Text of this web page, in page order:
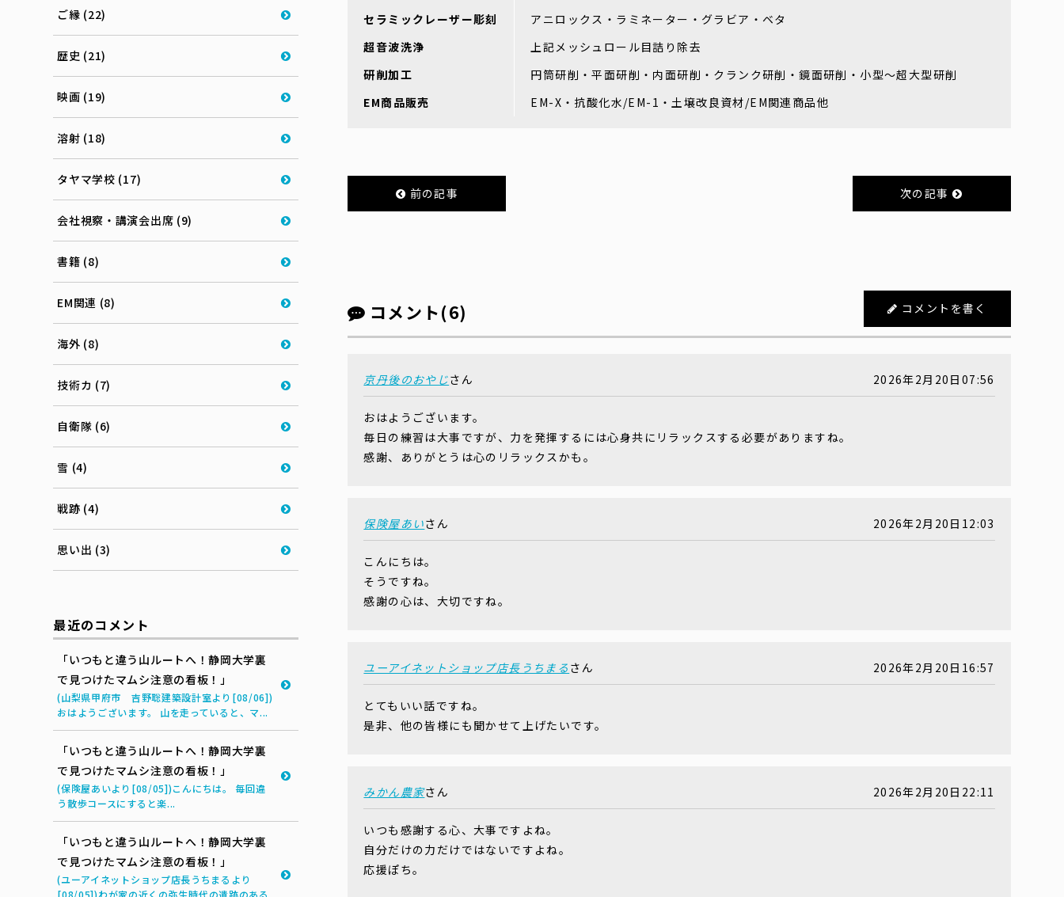
セラミックレーザー彫刻
アニロックス・ラミネーター・グラビア・ベタ
超音波洗浄
上記メッシュロール目詰り除去
研削加工
円筒研削・平面研削・内面研削・クランク研削・鏡面研削・小型～超大型研削
EM商品販売
EM-X・抗酸化水/EM-1・土壌改良資材/EM関連商品他
前の記事 次の記事
コメント(6) コメントを書く
京丹後のおやじさん 2026年2月20日07:56
おはようございます。
毎日の練習は大事ですが、力を発揮するには心身共にリラックスする必要がありますね。
感謝、ありがとうは心のリラックスかも。
保険屋あいさん 2026年2月20日12:03
こんにちは。
そうですね。
感謝の心は、大切ですね。
ユーアイネットショップ店長うちまる さん 2026年2月20日16:57
とてもいい話ですね。
是非、他の皆様にも聞かせて上げたいです。
みかん農家さん 2026年2月20日22:11
いつも感謝する心、大事ですよね。
自分だけの力だけではないですよね。
応援ぽち。
ご縁 (22)
歴史 (21)
映画 (19)
溶射 (18)
タヤマ学校 (17)
会社視察・講演会出席 (9)
書籍 (8)
EM関連 (8)
海外 (8)
技術カ (7)
自衛隊 (6)
雪 (4)
戦跡 (4)
思い出 (3)
最近のコメント
「いつもと違う山ルートへ！静岡大学裏
で見つけたマムシ注意の看板！」
(山梨県甲府市 吉野聡建築設計室より[08/06])
おはようございます。 山を走っていると、マ...
「いつもと違う山ルートへ！静岡大学裏
で見つけたマムシ注意の看板！」
(保険屋あいより[08/05])こんにちは。 毎回違
う散歩コースにすると楽...
「いつもと違う山ルートへ！静岡大学裏
で見つけたマムシ注意の看板！」
(ユーアイネットショップ店長うちまるより
[08/05])わが家の近くの弥生時代の遺跡のある